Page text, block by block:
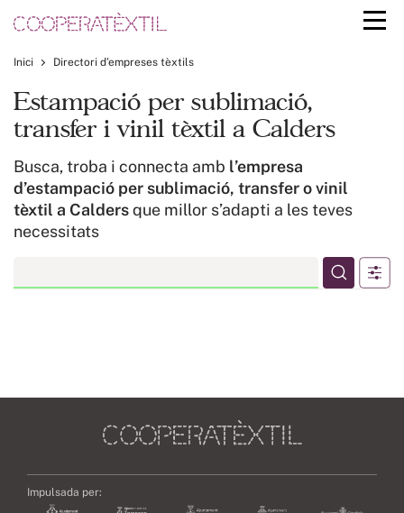
Inici Directori d’empreses tèxtils
Estampació per sublimació,
transfer i vinil tèxtil a Calders
Busca, troba i connecta amb l’empresa
d’estampació per sublimació, transfer o vinil
tèxtil a Caldersque millor s’adapti a les teves
necessitats
Impulsada per: